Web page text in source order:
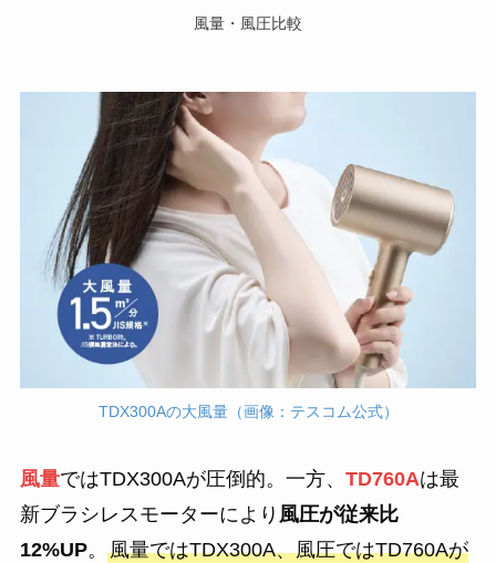
風量・風圧比較
TDX300Aの大風量（画像：テスコム公式）
風量ではTDX300Aが圧倒的。一方、 TD760Aは最
新ブラシレスモーターにより 風圧が従来比
12%UP。 風量ではTDX300A、風圧ではTD760Aが